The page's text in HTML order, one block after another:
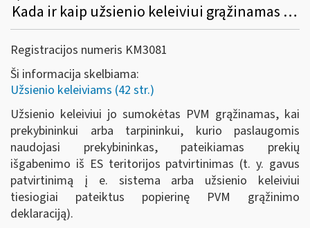
Kada ir kaip užsienio keleiviui grąžinamas sumokėtas PVM?
Registracijos numeris KM3081
Ši informacija skelbiama:
Užsienio keleiviams (42 str.)
Užsienio keleiviui jo sumokėtas PVM grąžinamas, kai
prekybininkui arba tarpininkui, kurio paslaugomis
naudojasi prekybininkas, pateikiamas prekių
išgabenimo iš ES teritorijos patvirtinimas (t. y. gavus
patvirtinimą į e. sistema arba užsienio keleiviui
tiesiogiai pateiktus popierinę PVM grąžinimo
deklaraciją).